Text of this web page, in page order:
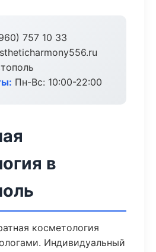
757 10 33
Пн-Вс: 10:00-22:00
в
косметология
Индивидуальный